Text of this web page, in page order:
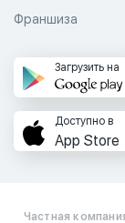
Франшиза
Загрузить на
Доступно в
App Store
Частная